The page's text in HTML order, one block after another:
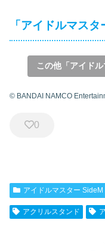
「アイドルマス
この他「アイド
© BANDAI NAMCO
0
アイドルマスター SideM
アクリルスタンド